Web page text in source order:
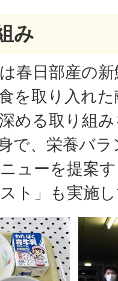
み
春日部産の
を取り入れ
める取り組
で、栄養バ
ューを提案
ト」も実施